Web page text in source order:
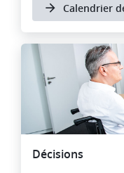
Calendrier
Décisions